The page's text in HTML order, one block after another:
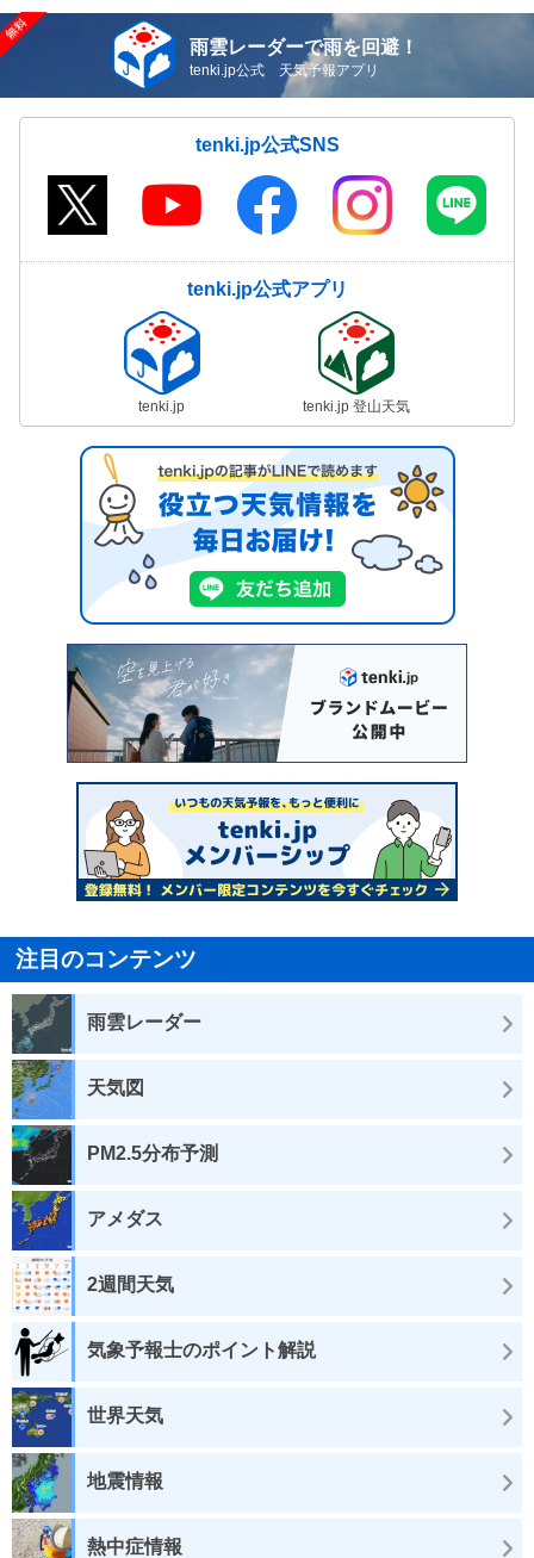
雨雲レーダーで雨を回避！
tenki.jp公式 天気予報アプリ
tenki.jp公式SNS
tenki.jp公式アプリ
tenki.jp tenki.jp 登山天気
注目のコンテンツ
雨雲レーダー
天気図
PM2.5分布予測
アメダス
2週間天気
気象予報士のポイント解説
世界天気
地震情報
熱中症情報